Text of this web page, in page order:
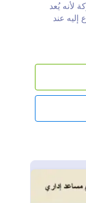
لأنه يُعد
عند
بقدرة على
الأهداف
والتواصل.
مقياس من
يحتوي النموذج على
يقوم